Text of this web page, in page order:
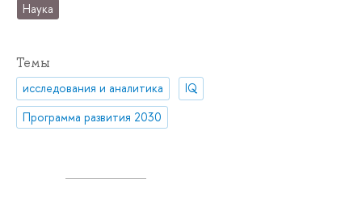
Наука
Темы
исследования и аналитика
IQ
Программа развития 2030